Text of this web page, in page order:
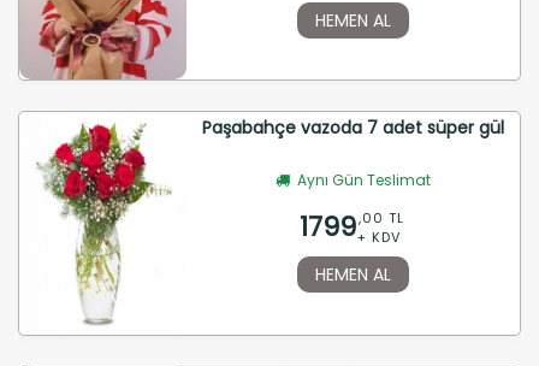
HEMEN AL
Paşabahçe vazoda 7 adet süper gül
Aynı Gün Teslimat
1799,00 TL
+ KDV
HEMEN AL